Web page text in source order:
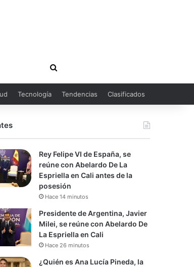
Buscar
por
Tecnología Tendencias Clasificados
Rey Felipe VI de España, se
reúne con Abelardo De La
Espriella en Cali antes de la
posesión
Hace 14 minutos
Presidente de Argentina, Javier
Milei, se reúne con Abelardo De
La Espriella en Cali
Hace 26 minutos
¿Quién es Ana Lucía Pineda, la